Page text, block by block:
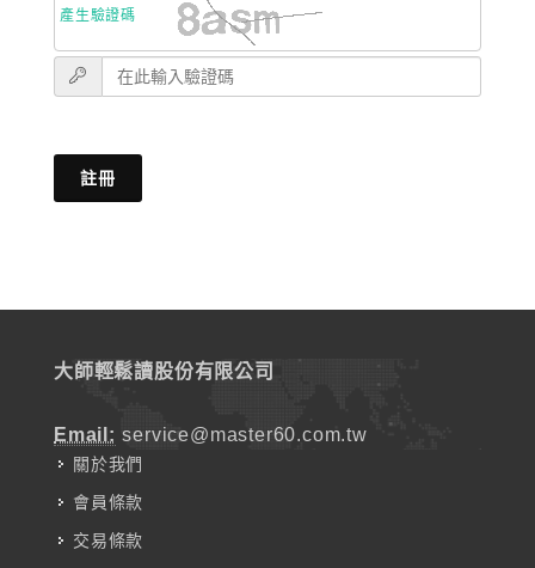
產生驗證碼
註冊
大師輕鬆讀股份有限公司
Email: service@master60.com.tw
關於我們
會員條款
交易條款